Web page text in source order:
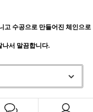
고 수공으로 만들어진 체인으로
나서 말끔합니다.